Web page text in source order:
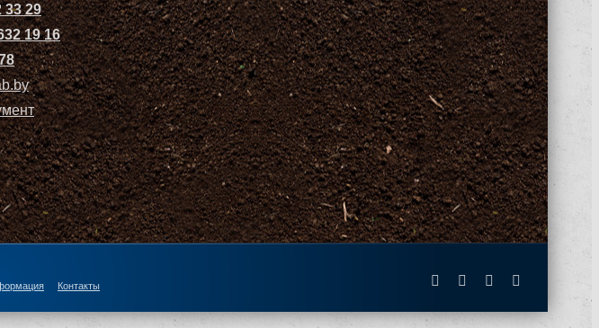
33 29
19 16
Контакты Facebook Instagram